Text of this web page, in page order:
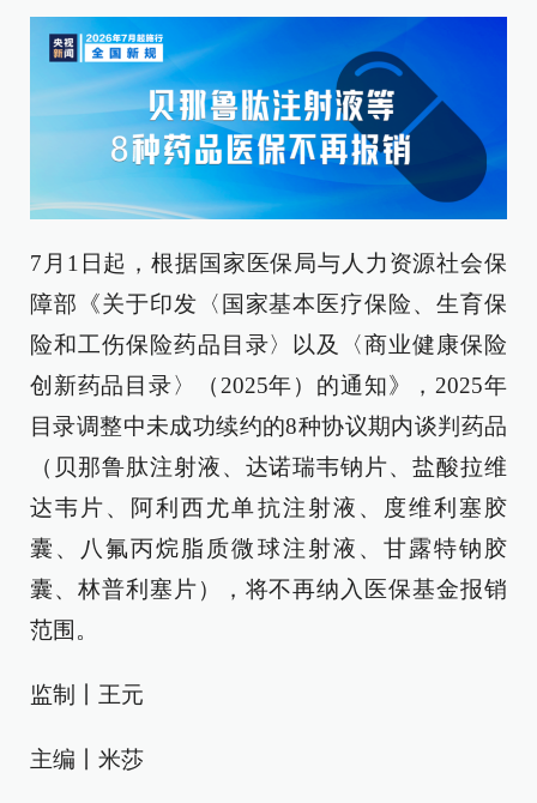
7月1日起，根据国家医保局与人力资源社会保
障部《关于印发〈国家基本医疗保险、生育保
险和工伤保险药品目录〉以及〈商业健康保险
创新药品目录〉（2025年）的通知》，2025年
目录调整中未成功续约的8种协议期内谈判药品
（贝那鲁肽注射液、达诺瑞韦钠片、盐酸拉维
达韦片、阿利西尤单抗注射液、度维利塞胶
囊、八氟丙烷脂质微球注射液、甘露特钠胶
囊、林普利塞片），将不再纳入医保基金报销
范围。
监制丨王元
主编丨米莎